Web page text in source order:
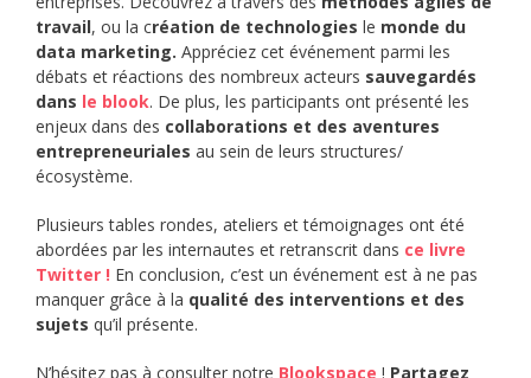
travail, ou la création de technologies le monde du
data marketing. Appréciez cet événement parmi les
débats et réactions des nombreux acteurs sauvegardés
dans le blook. De plus, les participants ont présenté les
enjeux dans des collaborations et des aventures
entrepreneuriales au sein de leurs structures/
écosystème.
Plusieurs tables rondes, ateliers et témoignages ont été
abordées par les internautes et retranscrit dans ce livre
Twitter ! En conclusion, c’est un événement est à ne pas
manquer grâce à la qualité des interventions et des
sujets qu’il présente.
N’hésitez pas à consulter notre Blookspace ! Partagez